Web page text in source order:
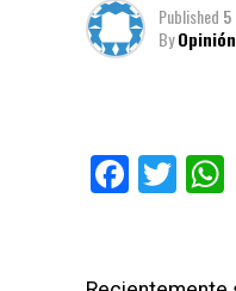
Published 5
By